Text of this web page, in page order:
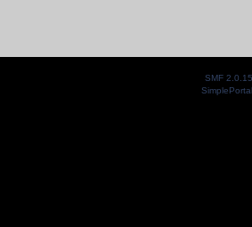
SMF 2.0.15